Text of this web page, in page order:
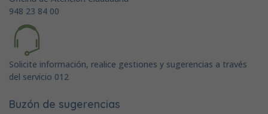
948 23 84 00
Solicite información, realice gestiones y sugerencias a través
del servicio 012
Buzón de sugerencias